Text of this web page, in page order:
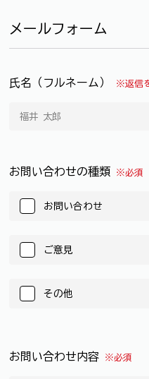
メールフォーム
氏名（フルネーム） ※返信
お問い合わせの種類 ※必須
お問い合わせ
ご意見
その他
お問い合わせ内容 ※必須